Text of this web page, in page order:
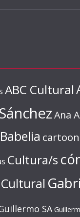
ABC Cultural
Ana
Babelia cartoon
Cultura/s
SA